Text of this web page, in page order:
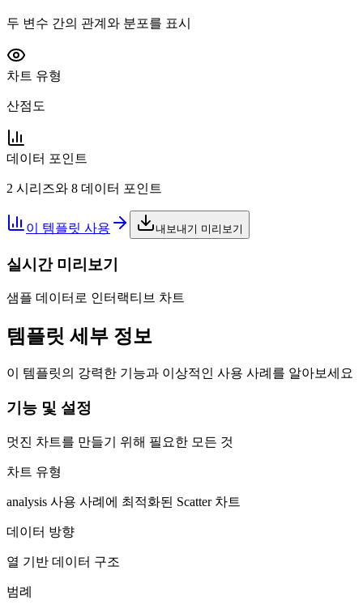
두 변수 간의 관계와 분포를 표시
차트 유형
산점도
데이터 포인트
2 시리즈와 8 데이터 포인트
이 템플릿 사용 내보내기 미리보기
실시간 미리보기
샘플 데이터로 인터랙티브 차트
템플릿 세부 정보
이 템플릿의 강력한 기능과 이상적인 사용 사례를 알아보세요
기능 및 설정
멋진 차트를 만들기 위해 필요한 모든 것
차트 유형
analysis 사용 사례에 최적화된 Scatter 차트
데이터 방향
열 기반 데이터 구조
범례